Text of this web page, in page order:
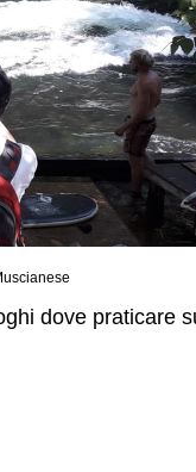
dove praticare